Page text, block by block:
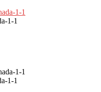
1-1
1-1